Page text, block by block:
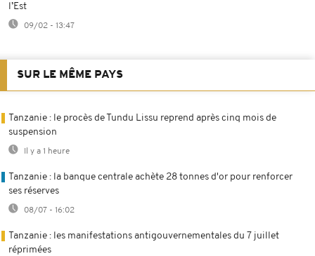
l’Est
09/02 - 13:47
SUR LE MÊME PAYS
Tanzanie : le procès de Tundu Lissu reprend après cinq mois de
suspension
Il y a 1 heure
Tanzanie : la banque centrale achète 28 tonnes d'or pour renforcer
ses réserves
08/07 - 16:02
Tanzanie : les manifestations antigouvernementales du 7 juillet
réprimées